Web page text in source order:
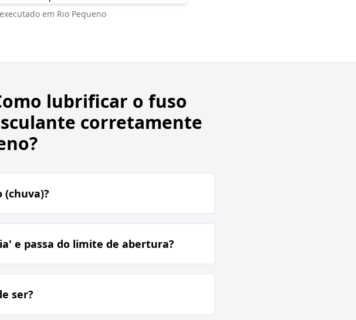
em Rio Pequeno
lubrificar o fuso
corretamente
e passa do limite de abertura?
ser?